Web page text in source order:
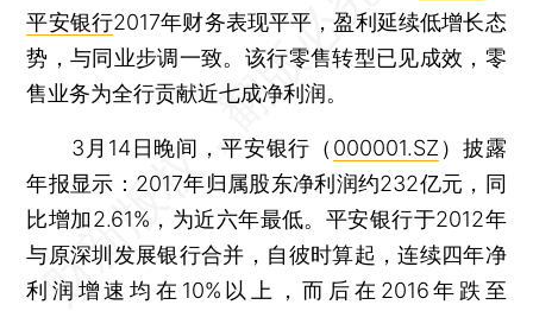
平安银行2017年财务表现平平，盈利延续低增长态
势，与同业步调一致。该行零售转型已见成效，零
售业务为全行贡献近七成净利润。
3月14日晚间，平安银行（ 000001.SZ ）披露
年报显示：2017年归属股东净利润约232亿元，同
比增加2.61%，为近六年最低。平安银行于2012年
与原深圳发展银行合并，自彼时算起，连续四年净
利润增速均在10%以上，而后在2016年跌至